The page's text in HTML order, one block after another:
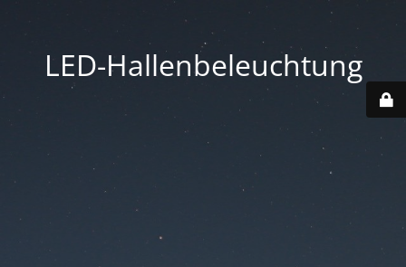
LED-Hallenbeleuchtung